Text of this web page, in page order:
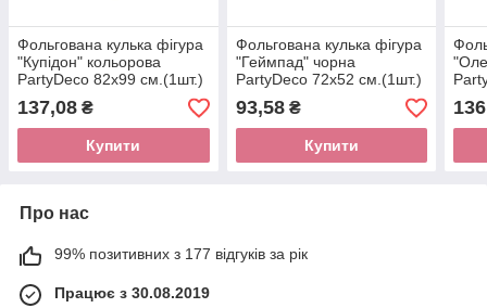
Фольгована кулька фігура
"Купідон" кольорова
PartyDeco 82х99 см.(1шт.)
137,08 ₴
Купити
Фольгована кулька фігура
"Геймпад" чорна
PartyDeco 72х52 см.(1шт.)
93,58₴
Купити
Про нас
99% позитивних з 177 відгуків за рік
Працює з 30.08.2019